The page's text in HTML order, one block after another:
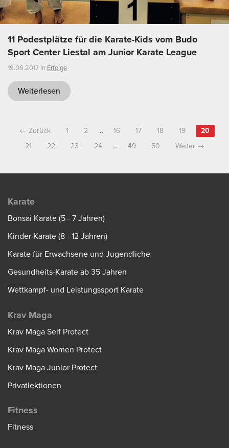
11 Podestplätze für die Karate-Kids vom Budo
Sport Center Liestal am Junior Karate League
19.06.2017 in Erfolge
Weiterlesen
← Zurück 1 2 … 16 17 18 19
20
21
22 23 24 … 49 50 Weiter →
Karate
Bonsai Karate (5 - 7 Jahren)
Kinder Karate (8 - 12 Jahren)
Karate für Erwachsene und Jugendliche
Gesundheits-Karate ab 35 Jahren
Wettkampf- und Leistungssport Karate
Krav Maga
Krav Maga Self Protect
Krav Maga Women Protect
Krav Maga Junior Protect
Privatlektionen
Fitness
Fitness